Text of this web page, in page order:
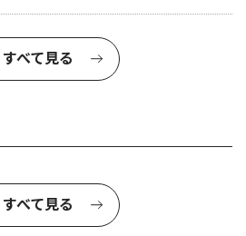
すべて見る
すべて見る